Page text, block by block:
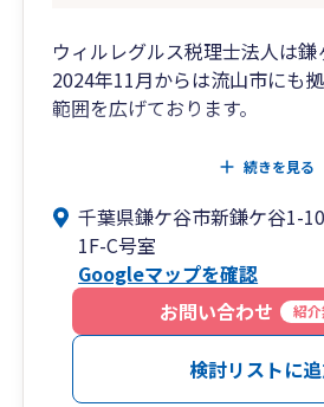
ウィルレグルス税理士法人は鎌
2024年11月からは流山市にも
範囲を広げております。
✅これまで自分で確定申告など
✅相続について、どこから手を
✅売り上げが上がってきたけれ
るべきことはある？
など、明確な目的に関すること
な心配事もお気軽にご相談く
現在の日本では、1年間で約15
続きを見る
千葉県鎌ケ谷市新鎌ケ谷1-
1F-C号室
Googleマップを確認
お問い合わせ
紹
検討リストに